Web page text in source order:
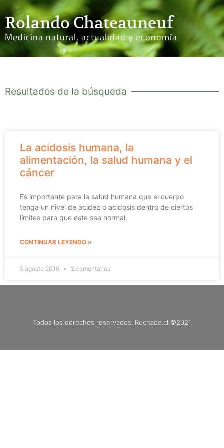
Rolando Chateauneuf
Medicina natural, actualidad y economía
Resultados de la búsqueda
La acidosis humana, la
alimentación, la salud humana y el
cáncer
Es importante para la salud humana que el cuerpo
tenga un nivel de acidez o acidosis dentro de ciertos
límites para que este sea normal.
CONTINUAR LEYENDO »
5 agosto 2016 2 comentarios
Todos los derechos reservados. Rochade.cl ©2021